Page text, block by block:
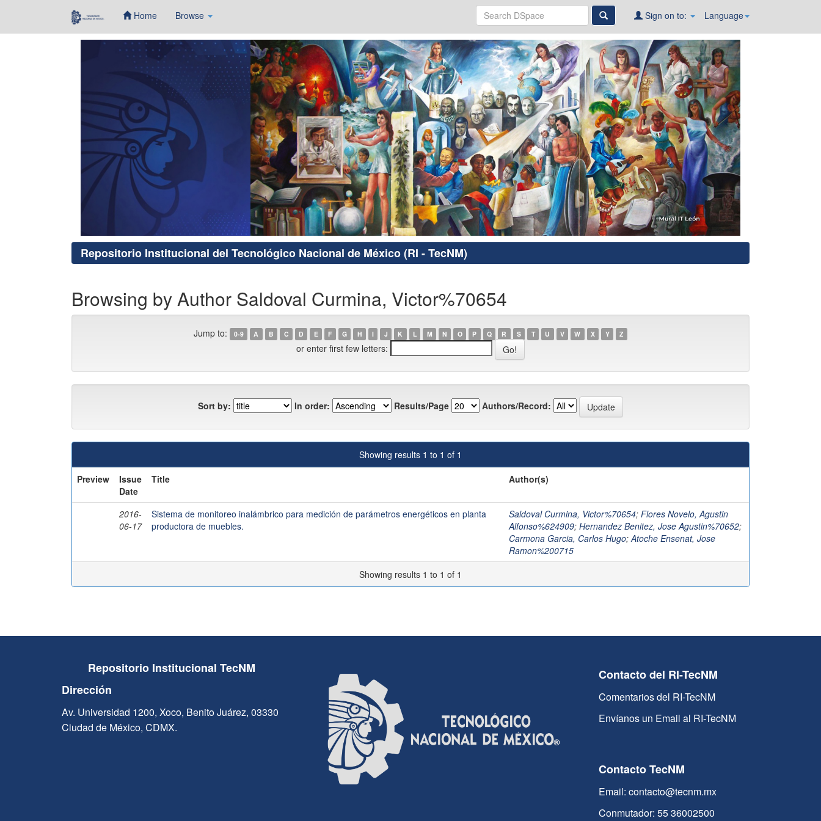
Home Browse Language
Sign on to:
Repositorio Institucional del Tecnológico Nacional de México (RI - TecNM)
Browsing by Author Saldoval Curmina, Victor%70654
Jump to: 0-9 A B C D E F G H I J K L M N O P Q R S T U V W X Y Z
or enter first few letters:
Sort by: In order: Results/Page Authors/Record:
Showing results 1 to 1 of 1
Preview
Issue
Date
Title Author(s)
2016-
06-17
Sistema de monitoreo inalámbrico para medición de parámetros energéticos en planta
productora de muebles.
Saldoval Curmina, Victor%70654; Flores Novelo, Agustin
Alfonso%624909; Hernandez Benitez, Jose Agustin%70652;
Carmona Garcia, Carlos Hugo;Atoche Ensenat, Jose
Ramon%200715
Showing results 1 to 1 of 1
Repositorio Institucional TecNM
Dirección
Av. Universidad 1200, Xoco, Benito Juárez, 03330
Ciudad de México, CDMX.
Contacto del RI-TecNM
Comentarios del RI-TecNM
Envíanos un Email al RI-TecNM
Contacto TecNM
Email: contacto@tecnm.mx
Conmutador: 55 36002500